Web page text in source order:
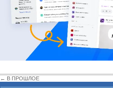
← В ПРОШЛОЕ